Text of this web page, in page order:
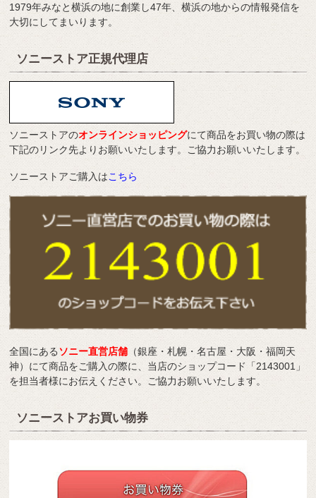
1979年みなと横浜の地に創業し47年、横浜の地からの情報発信を
大切にしてまいります。
ソニーストア正規代理店
ソニーストアのオンラインショッピングにて商品をお買い物の際は
下記のリンク先よりお願いいたします。ご協力お願いいたします。
ソニーストアご購入はこちら
全国にあるソニー直営店舗 （銀座・札幌・名古屋・大阪・福岡天
神）にて商品をご購入の際に、当店のショップコード「2143001」
を担当者様にお伝えください。ご協力お願いいたします。
ソニーストアお買い物券